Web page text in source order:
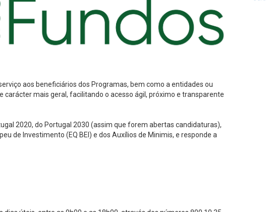
aos beneficiários dos Programas, bem como a entidades ou
carácter mais geral, facilitando o acesso ágil, próximo e transparente
2020, do Portugal 2030 (assim que forem abertas candidaturas),
de Investimento (EQ BEI) e dos Auxílios de Minimis, e responde a